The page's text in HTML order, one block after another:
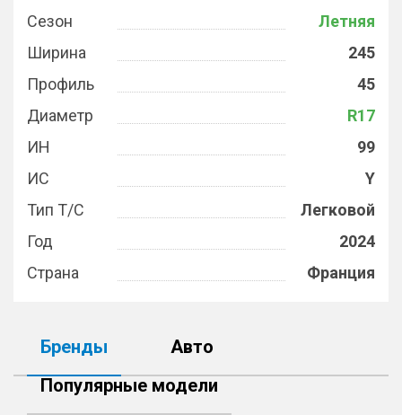
Сезон
Летняя
Ширина
245
Профиль
45
Диаметр
R17
ИН
99
ИС
Y
Тип Т/С
Легковой
Год
2024
Страна
Франция
Бренды
Авто
Популярные модели